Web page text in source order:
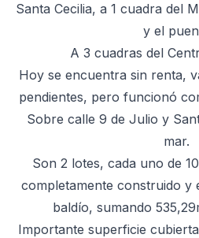
Santa Cecilia, a 1 cuadra del
y el
A 3 cuadras del
Hoy se encuentra sin renta,
pendientes, pero funcionó
Sobre calle 9 de Julio y
mar.
Son 2 lotes, cada uno de
completamente construido y
baldío, sumando
Importante superficie